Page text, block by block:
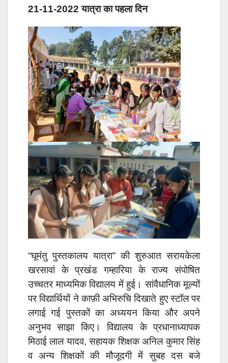
21-11-2022 यात्रा का पहला दिन
“घूमंतु पुस्तकालय यात्रा” की शुरुआत सरायकेला
खरसावां के प्रखंड गम्हारिया के राज्य संपोषित
उच्चतर माध्यमिक विद्यालय में हुई। सांवैधानिक मूल्यों
पर विद्यार्थियों ने काफ़ी अभिरुचि दिखाते हुए स्टॉल पर
लगाई गई पुस्तकों का अध्ययन किया और अपने
अनुभव साझा किए। विद्यालय के प्रधानाध्यापक
मिठाई लाल यादव, सहायक शिक्षक अनिल कुमार सिंह
व अन्य शिक्षकों की मौजूदगी में सुबह दस बजे